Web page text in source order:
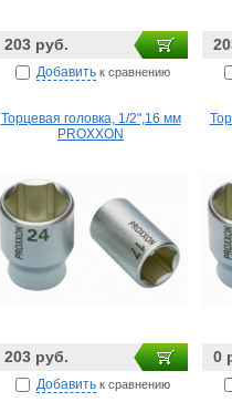
203 руб.
Добавить к сравнению
Торцевая головка, 1/2",16 мм
PROXXON
203 руб.
Добавить к сравнению
0